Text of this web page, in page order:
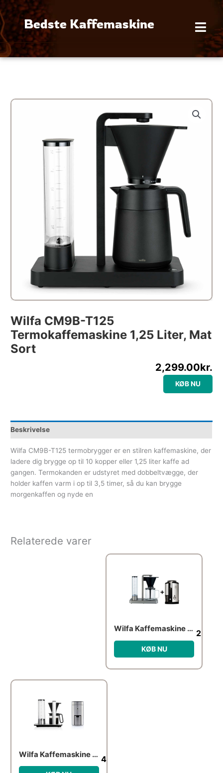
til
indholdetBedste Kaffemaskine
Wilfa CM9B-T125
Termokaffemaskine 1,25 Liter, Mat
Sort
2,299.00kr.
KØB NU
Beskrivelse
Wilfa CM9B-T125 termobrygger er en stilren kaffemaskine, der
ladere dig brygge op til 10 kopper eller 1,25 liter kaffe ad
gangen. Termokanden er udstyret med dobbeltvægge, der
holder kaffen varm i op til 3,5 timer, så du kan brygge
morgenkaffen og nyde en
Relaterede varer
Wilfa Kaffemaskine CM7T + kaffekværn WSCG2
KØB NU
Wilfa Kaffemaskine WSP-2A og kaffekværn WSFBS-100S 4,789.00